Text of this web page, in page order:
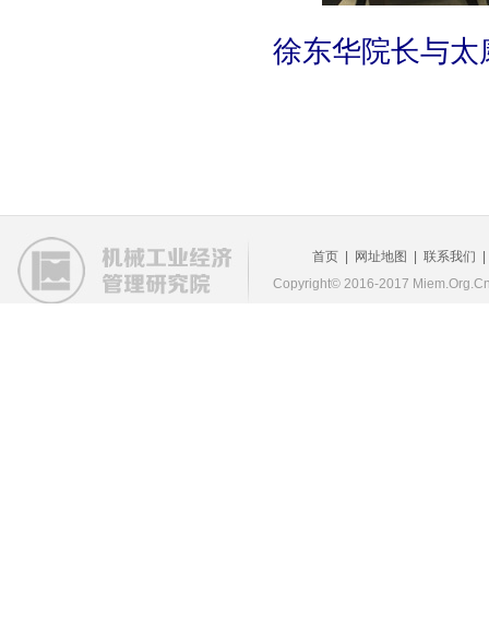
徐东华院长与
首页 网址地图 |联系我们
Copyright© 2016-2017